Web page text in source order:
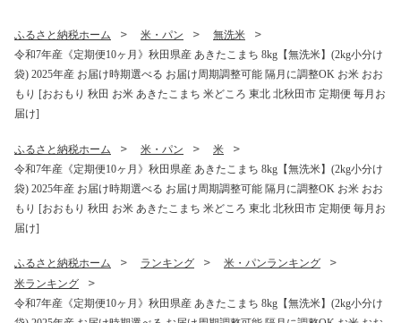
しい おにぎり おむすび お弁
当 白米]
しい おにぎり おむすび お弁
当 白米]
ふるさと納税ホーム 米・パン
無洗米
令和7年産《定期便10ヶ月》秋田県産 あきたこまち 8kg【無洗米】(2kg小分け
袋) 2025年産 お届け時期選べる お届け周期調整可能 隔月に調整OK お米 おお
もり [おおもり 秋田 お米 あきたこまち 米どころ 東北 北秋田市 定期便 毎月お
届け]
ふるさと納税ホーム 米・パン
米
令和7年産《定期便10ヶ月》秋田県産 あきたこまち 8kg【無洗米】(2kg小分け
袋) 2025年産 お届け時期選べる お届け周期調整可能 隔月に調整OK お米 おお
もり [おおもり 秋田 お米 あきたこまち 米どころ 東北 北秋田市 定期便 毎月お
届け]
ふるさと納税ホーム ランキング
米・パンランキング
米ランキング
令和7年産《定期便10ヶ月》秋田県産 あきたこまち 8kg【無洗米】(2kg小分け